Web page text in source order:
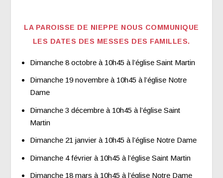
LA PAROISSE DE NIEPPE NOUS COMMUNIQUE
LES DATES DES MESSES DES FAMILLES.
Dimanche 8 octobre à 10h45 à l’église Saint Martin
Dimanche 19 novembre à 10h45 à l’église Notre
Dame
Dimanche 3 décembre à 10h45 à l’église Saint
Martin
Dimanche 21 janvier à 10h45 à l’église Notre Dame
Dimanche 4 février à 10h45 à l’église Saint Martin
Dimanche 18 mars à 10h45 à l’église Notre Dame